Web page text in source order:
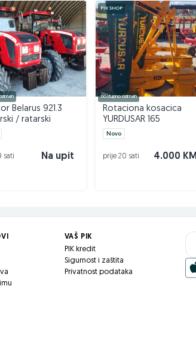
Belarus 921.3
/ ratarski
Na upit
sati
PIK SHOP
Dostupno odmah
Rotaciona kosacica
YURDUSAR 165
Novo
4.000 KM
prije 20 sati
VAŠ PIK
PIK kredit
Sigurnost i zaštita
Privatnost podataka